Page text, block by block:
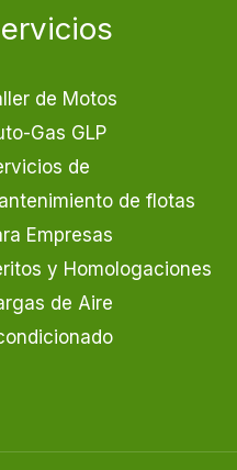
de Motos
Gas GLP
de
de flotas
Empresas
y Homologaciones
de Aire